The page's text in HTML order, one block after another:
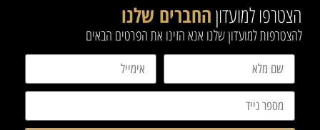
הצטרפו למועדוןהחברים שלנו
להצטרפות למועדון שלנו אנא הזינו את הפרטים הבאים